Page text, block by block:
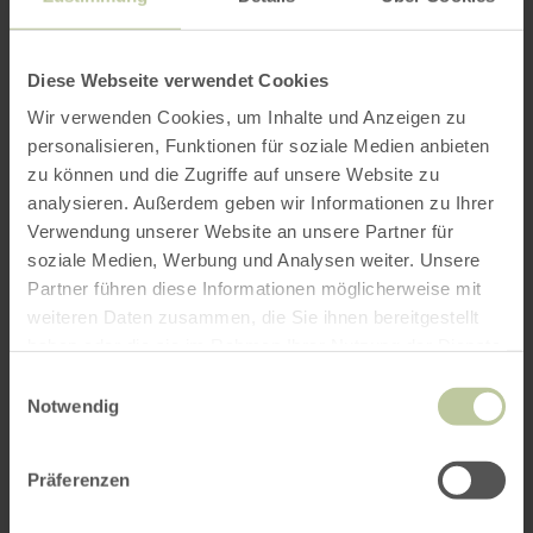
Diese Webseite verwendet Cookies
Wir verwenden Cookies, um Inhalte und Anzeigen zu
personalisieren, Funktionen für soziale Medien anbieten
zu können und die Zugriffe auf unsere Website zu
analysieren. Außerdem geben wir Informationen zu Ihrer
Verwendung unserer Website an unsere Partner für
soziale Medien, Werbung und Analysen weiter. Unsere
Partner führen diese Informationen möglicherweise mit
weiteren Daten zusammen, die Sie ihnen bereitgestellt
Notwendig
Präferenzen
Dauer: Anforderung:
Länge: ca. 6,5 Kilometer Dauer: ca. 2,5
Länge: ca. 3,2 Kilometer Dauer: ca. 1,5
zu:
Einruhr